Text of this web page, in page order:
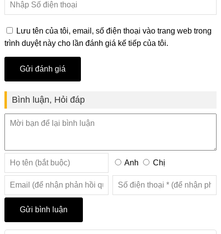
Lưu tên của tôi, email, số điện thoại vào trang web trong
trình duyệt này cho lần đánh giá kế tiếp của tôi.
Bình luận, Hỏi đáp
Anh Chị